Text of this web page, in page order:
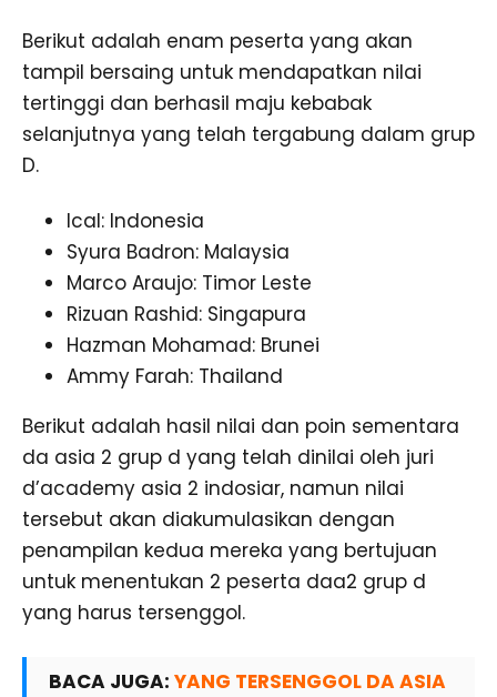
Berikut adalah enam peserta yang akan
tampil bersaing untuk mendapatkan nilai
tertinggi dan berhasil maju kebabak
selanjutnya yang telah tergabung dalam grup
D.
Ical: Indonesia
Syura Badron: Malaysia
Marco Araujo: Timor Leste
Rizuan Rashid: Singapura
Hazman Mohamad: Brunei
Ammy Farah: Thailand
Berikut adalah hasil nilai dan poin sementara
da asia 2 grup d yang telah dinilai oleh juri
d’academy asia 2 indosiar, namun nilai
tersebut akan diakumulasikan dengan
penampilan kedua mereka yang bertujuan
untuk menentukan 2 peserta daa2 grup d
yang harus tersenggol.
BACA JUGA:YANG TERSENGGOL DA ASIA